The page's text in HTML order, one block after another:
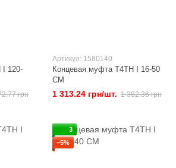
I 120-
грн
Артикул: 1580140
Концевая муфта T4TH I 16-50
CM
1 313.24 грн/шт. 1 382.36 грн
3
−5%